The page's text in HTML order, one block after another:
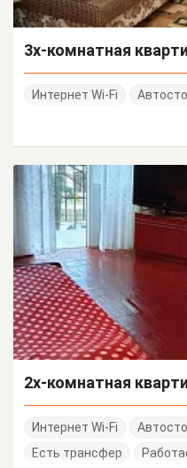
3х-комнатная
Интернет Wi-Fi
Интернет Wi-Fi
Есть трансфер